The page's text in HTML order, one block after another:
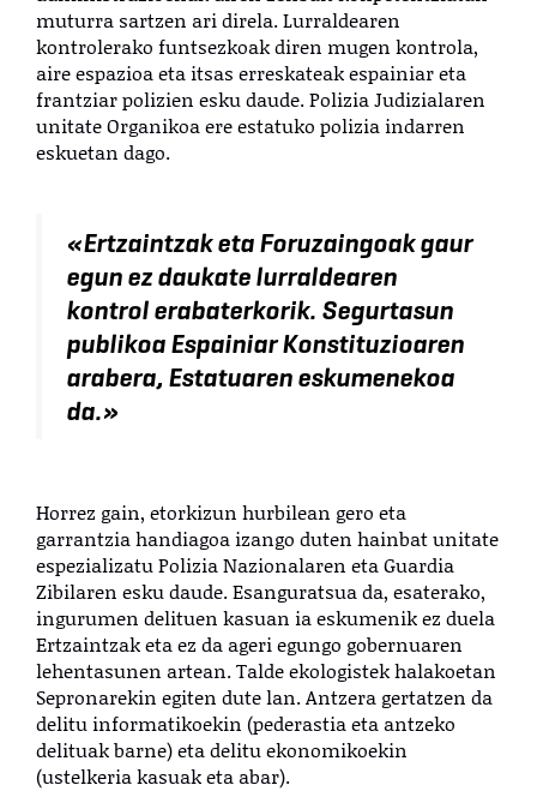
muturra sartzen ari direla. Lurraldearen
kontrolerako funtsezkoak diren mugen kontrola,
aire espazioa eta itsas erreskateak espainiar eta
frantziar polizien esku daude.Polizia Judizialaren
unitate Organikoa ere estatuko polizia indarren
eskuetan dago.
«Ertzaintzak eta Foruzaingoak gaur
egun ez daukate lurraldearen
kontrol erabaterkorik. Segurtasun
publikoa Espainiar Konstituzioaren
arabera, Estatuaren eskumenekoa
da.»
Horrez gain, etorkizun hurbilean gero eta
garrantzia handiagoa izango duten hainbat unitate
espezializatu Polizia Nazionalaren eta Guardia
Zibilaren esku daude. Esanguratsua da, esaterako,
ingurumen delituen kasuan ia eskumenik ez duela
Ertzaintzak eta ez da ageri egungo gobernuaren
lehentasunen artean. Talde ekologistek halakoetan
Sepronarekin egiten dute lan. Antzera gertatzen da
delitu informatikoekin (pederastia eta antzeko
delituak barne) eta delitu ekonomikoekin
(ustelkeria kasuak eta abar).